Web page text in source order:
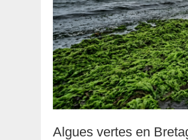
Algues vertes en